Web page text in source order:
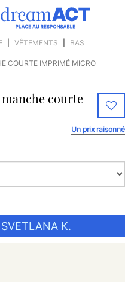
VÊTEMENTS
BAS
COURTE IMPRIMÉ MICRO
courte
Un prix raisonné
K.